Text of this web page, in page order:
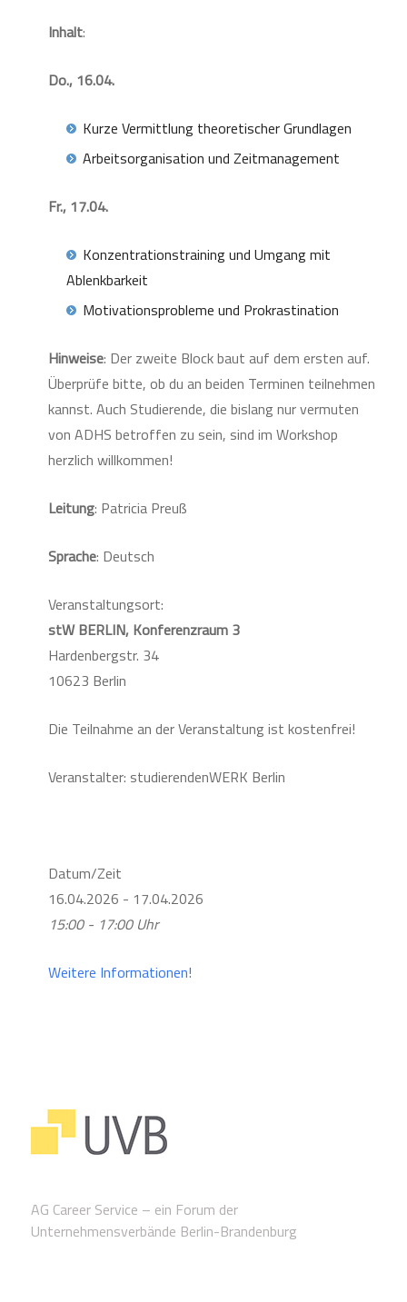
Inhalt:
Do., 16.04.
Kurze Vermittlung theoretischer Grundlagen
Arbeitsorganisation und Zeitmanagement
Fr., 17.04.
Konzentrationstraining und Umgang mit
Ablenkbarkeit
Motivationsprobleme und Prokrastination
Hinweise: Der zweite Block baut auf dem ersten auf.
Überprüfe bitte, ob du an beiden Terminen teilnehmen
kannst. Auch Studierende, die bislang nur vermuten
von ADHS betroffen zu sein, sind im Workshop
herzlich willkommen!
Leitung: Patricia Preuß
Sprache: Deutsch
Veranstaltungsort:
stW BERLIN, Konferenzraum 3
Hardenbergstr. 34
10623 Berlin
Die Teilnahme an der Veranstaltung ist kostenfrei!
Veranstalter: studierendenWERK Berlin
Datum/Zeit
16.04.2026 - 17.04.2026
15:00 - 17:00 Uhr
Weitere Informationen!
AG Career Service – ein Forum der
Unternehmensverbände Berlin-Brandenburg